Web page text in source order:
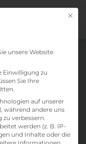
+
und eine
in
unsere Filter
Mit
unsere Website
Einwilligung zu
Sie Ihre
auf unserer
während andere uns
zu verbessern.
werden (z. B. IP-
und Inhalte oder die